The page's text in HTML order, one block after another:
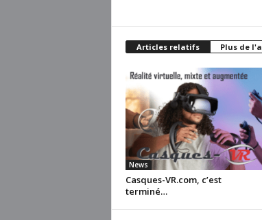
Articles relatifs Plus de
News
Casques-VR.com, c’est
terminé…